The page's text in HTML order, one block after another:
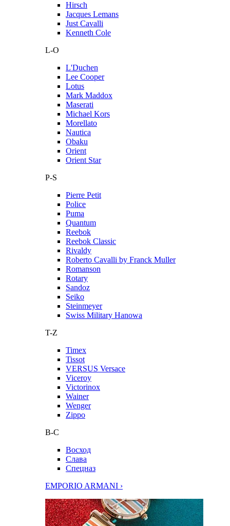
Hirsch
Jacques Lemans
Just Cavalli
Kenneth Cole
L-O
L'Duchen
Lee Cooper
Lotus
Mark Maddox
Maserati
Michael Kors
Morellato
Nautica
Obaku
Orient
Orient Star
P-S
Pierre Petit
Police
Puma
Quantum
Reebok
Reebok Classic
Rivaldy
Roberto Cavalli by Franck Muller
Romanson
Rotary
Sandoz
Seiko
Steinmeyer
Swiss Military Hanowa
T-Z
Timex
Tissot
VERSUS Versace
Viceroy
Victorinox
Wainer
Wenger
Zippo
В-С
Восход
Слава
Спецназ
EMPORIO ARMANI ›